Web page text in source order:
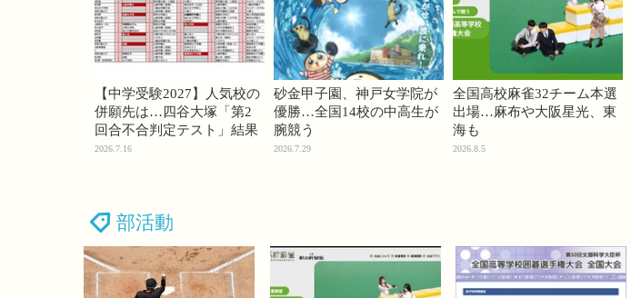
【中学受験2027】人気校の
併願先は…四谷大塚「第2
回合不合判定テスト」結果
2026.7.16
砂金甲子園、神戸女学院が
優勝…全国14校の中高生が
腕競う
2026.7.29
全国高校麻雀32チーム本選
出場…麻布や大阪星光、東
海も
2026.8.5
部活動